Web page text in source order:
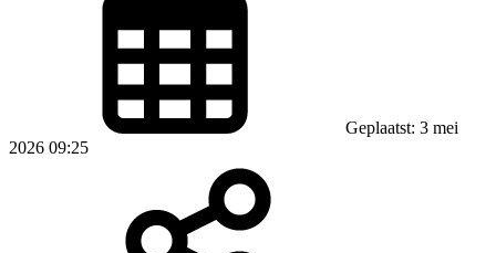
Geplaatst: 3 mei
2026 09:25